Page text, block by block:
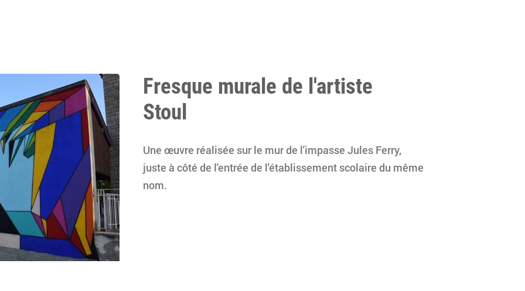
Fresque murale de l'artiste
Stoul
Une œuvre réalisée sur le mur de l'impasse Jules Ferry,
juste à côté de l'entrée de l'établissement scolaire du même
nom.